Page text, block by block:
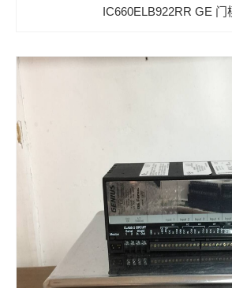
IC660ELB922RR GE 门